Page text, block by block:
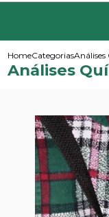
HomeCategoriasAnálises
Análises